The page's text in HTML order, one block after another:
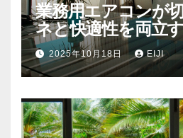
業務用エアコンが
ネと快適性を両立
フィス空調戦略
2025年10月18日 EIJI